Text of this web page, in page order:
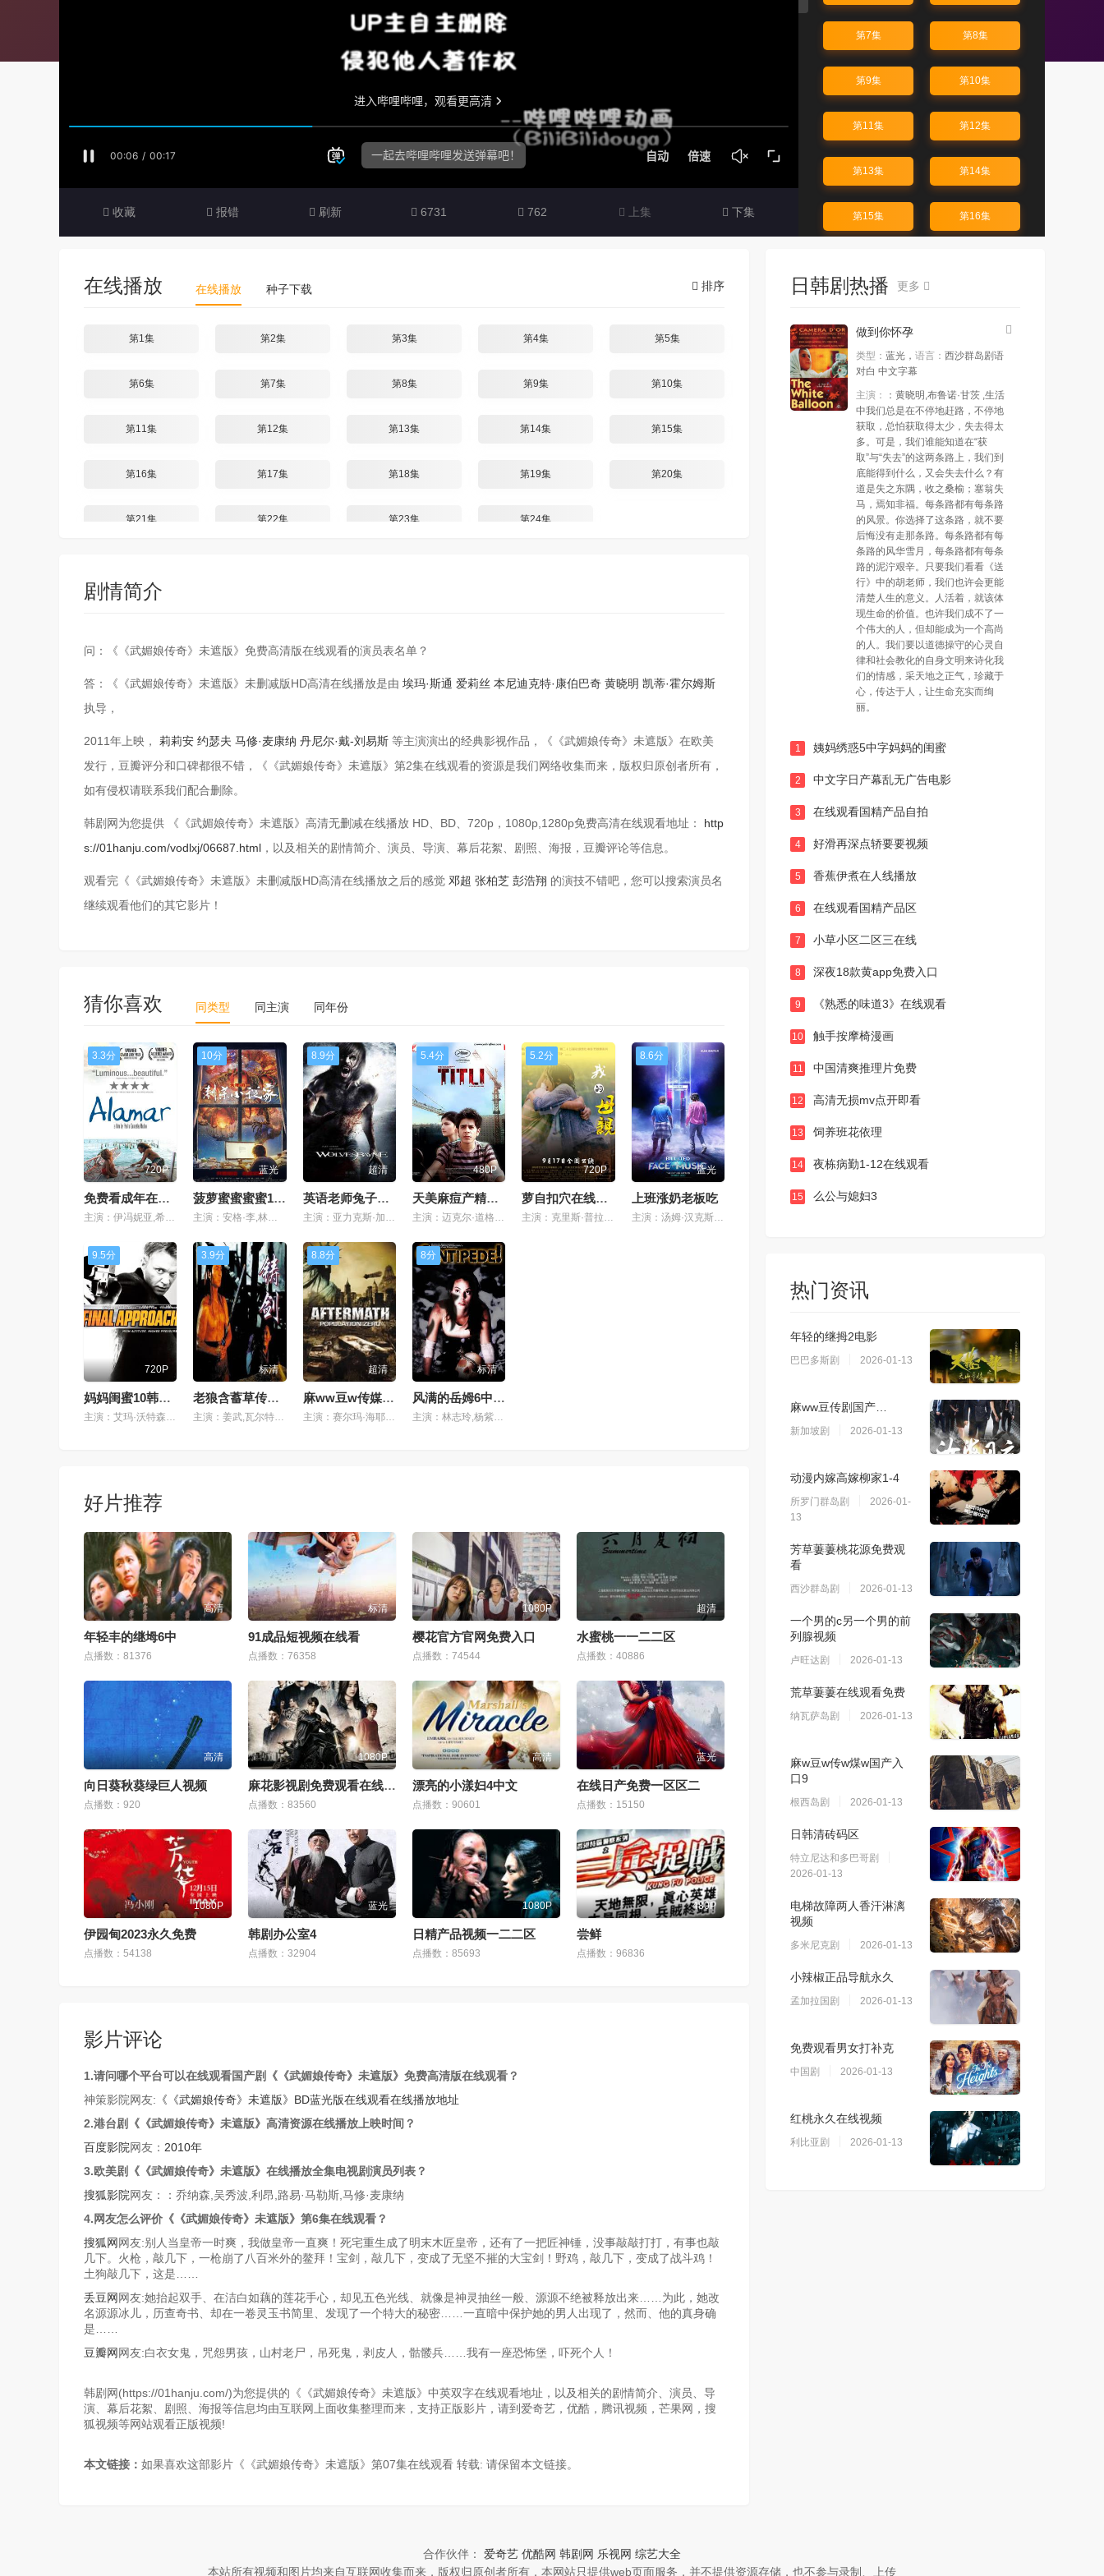
收藏 报错 刷新 6731 762 上集 下集
第7集 第8集
第9集 第10集
第11集 第12集
第13集 第14集
第15集 第16集
第21集 第22集
第23集 第24集
排序
在线播放 在线播放 种子下载
第1集 第2集 第3集 第4集 第5集
第6集 第7集 第8集 第9集 第10集
第11集 第12集 第13集 第14集 第15集
第16集 第17集 第18集 第19集 第20集
第21集 第22集 第23集 第24集
剧情简介
问：《《武媚娘传奇》未遮版》免费高清版在线观看的演员表名单？
答：《《武媚娘传奇》未遮版》未删减版HD高清在线播放是由 埃玛·斯通 爱莉丝 本尼迪克特·康伯巴奇 黄晓明 凯蒂·霍尔姆斯
执导，
2011年上映， 莉莉安 约瑟夫 马修·麦康纳 丹尼尔·戴-刘易斯 等主演演出的经典影视作品，《《武媚娘传奇》未遮版》在欧美
发行，豆瓣评分和口碑都很不错，《《武媚娘传奇》未遮版》第2集在线观看的资源是我们网络收集而来，版权归原创者所有，
如有侵权请联系我们配合删除。
韩剧网为您提供 《《武媚娘传奇》未遮版》高清无删减在线播放 HD、BD、720p，1080p,1280p免费高清在线观看地址： http
s://01hanju.com/vodlxj/06687.html ，以及相关的剧情简介、演员、导演、幕后花絮、剧照、海报，豆瓣评论等信息。
观看完《《武媚娘传奇》未遮版》未删减版HD高清在线播放之后的感觉 邓超 张柏芝 彭浩翔 的演技不错吧，您可以搜索演员名
继续观看他们的其它影片！
猜你喜欢 同类型 同主演 同年份
3.3分
720P
免费看成年在线视频的软件入口
主演：伊冯妮亚,希亚·拉博夫,梅尔·吉布森,埃than·科恩和乔尔·科恩,陈正道,
10分
蓝光
菠萝蜜蜜蜜蜜1688网站
主演：安格·李,林峯,李连杰,吴亚军,艾米莉亚,
8.9分
超清
英语老师兔子好可爱
主演：亚力克斯·加兰,瑞恩·雷诺兹,姚林,大卫·欧·拉塞尔,李杨,
5.4分
480P
天美麻痘产精品入口
主演：迈克尔·道格拉斯,布莱恩·辛格,马东,梅丽尔·斯特里普,维果·莫腾森,
5.2分
720P
萝自扣穴在线视频
主演：克里斯·普拉特,基拉·奈特莉,本·阿弗莱克,王丽坤,基努·里维斯,
8.6分
蓝光
上班涨奶老板吃
主演：汤姆·汉克斯,郭碧婷,兰尼·哈林,维姆·文德斯,伊莎贝拉,
9.5分
720P
妈妈闺蜜10韩剧汉字免费
主演：艾玛·沃特森,王子文,范晓萱,奥斯卡·艾萨克,本·阿弗莱克,
3.9分
标清
老狼含蓄草传媒在线观看
主演：姜武,瓦尔特·冯·博尔斯多夫,伊莎贝拉,瑞德利·斯科特,阿尔弗雷德,
8.8分
超清
麻ww豆w传媒w在线入口
主演：赛尔玛·海耶克,布鲁斯·贝瑞斯福德,闫非,安格·李,阿尔瓦罗,
8分
标清
风满的岳姆6中文版酷酷
主演：林志玲,杨紫,威廉·惠勒,刘德华,邓紫棋,
好片推荐
高清
年轻丰的继坶6中
点播数：81376
标清
91成品短视频在线看
点播数：76358
1080P
樱花官方官网免费入口
点播数：74544
超清
水蜜桃一一二二区
点播数：40886
高清
向日葵秋葵绿巨人视频
点播数：920
1080P
麻花影视剧免费观看在线观看
点播数：83560
高清
漂亮的小漾妇4中文
点播数：90601
蓝光
在线日产免费一区区二
点播数：15150
1080P
伊园甸2023永久免费
点播数：54138
蓝光
韩剧办公室4
点播数：32904
1080P
日精产品视频一二二区
点播数：85693
480P
尝鲜
点播数：96836
影片评论
1.请问哪个平台可以在线观看 国产剧《《武媚娘传奇》未遮版》免费高清版在线观看？
神策影院网友: 《《武媚娘传奇》未遮版》BD蓝光版在线观看在线播放地址
2.港台剧《《武媚娘传奇》未遮版》高清资源在线播放上映时间？
百度影院网友： 2010年
3.欧美剧《《武媚娘传奇》未遮版》在线播放全集电视剧演员列表？
搜狐影院网友：：乔纳森,吴秀波,利昂,路易·马勒斯,马修·麦康纳
4.网友怎么评价《《武媚娘传奇》未遮版》第6集在线观看？
搜狐网 网友:别人当皇帝一时爽，我做皇帝一直爽！死宅重生成了明末木匠皇帝，还有了一把匠神锤，没事敲敲打打，有事也敲
几下。火枪，敲几下，一枪崩了八百米外的鳌拜！宝剑，敲几下，变成了无坚不摧的大宝剑！野鸡，敲几下，变成了战斗鸡！
土狗敲几下，这是……
丢豆网 网友:她抬起双手、在洁白如藕的莲花手心，却见五色光线、就像是神灵抽丝一般、源源不绝被释放出来……为此，她改
名源源冰儿，历查奇书、却在一卷灵玉书简里、发现了一个特大的秘密……一直暗中保护她的男人出现了，然而、他的真身确
是……
豆瓣网 网友:白衣女鬼，咒怨男孩，山村老尸，吊死鬼，剥皮人，骷髅兵……我有一座恐怖堡，吓死个人！
韩剧网(https://01hanju.com/)为您提供的《《武媚娘传奇》未遮版》中英双字在线观看地址，以及相关的剧情简介、演员、导
演、幕后花絮、剧照、海报等信息均由互联网上面收集整理而来，支持正版影片，请到爱奇艺，优酷，腾讯视频，芒果网，搜
狐视频等网站观看正版视频!
本文链接： 如果喜欢这部影片《《武媚娘传奇》未遮版》第07集在线观看 转载: 请保留本文链接。
日韩剧热播 更多
做到你怀孕
类型： 蓝光， 语言： 西沙群岛剧语
对白 中文字幕
主演：
：黄晓明,布鲁诺·甘茨 ,生活
中我们总是在不停地赶路，不停地
获取，总怕获取得太少，失去得太
多。可是，我们谁能知道在“获
取”与“失去”的这两条路上，我们到
底能得到什么，又会失去什么？有
道是失之东隅，收之桑榆；塞翁失
马，焉知非福。每条路都有每条路
的风景。你选择了这条路，就不要
后悔没有走那条路。每条路都有每
条路的风华雪月，每条路都有每条
路的泥泞艰辛。只要我们看看《送
行》中的胡老师，我们也许会更能
清楚人生的意义。人活着，就该体
现生命的价值。也许我们成不了一
个伟大的人，但却能成为一个高尚
的人。我们要以道德操守的心灵自
律和社会教化的自身文明来诗化我
们的情感，采天地之正气，珍藏于
心，传达于人，让生命充实而绚
丽。
1 姨妈绣惑5中字妈妈的闺蜜
2 中文字日产幕乱无广告电影
3 在线观看国精产品自拍
4 好滑再深点轿要要视频
5 香蕉伊煮在人线播放
6 在线观看国精产品区
7 小草小区二区三在线
8 深夜18款黄app免费入口
9 《熟悉的味道3》在线观看
10 触手按摩椅漫画
11 中国清爽推理片免费
12 高清无损mv点开即看
13 饲养班花依理
14 夜栋病勤1-12在线观看
15 么公与媳妇3
热门资讯
年轻的继拇2电影
巴巴多斯剧 2026-01-13
麻ww豆传剧国产…
新加坡剧 2026-01-13
动漫内嫁高嫁柳家1-4
所罗门群岛剧
2026-01-
13
芳草萋萋桃花源免费观
看
西沙群岛剧 2026-01-13
一个男的c另一个男的前
列腺视频
卢旺达剧 2026-01-13
荒草萋萋在线观看免费
纳瓦萨岛剧 2026-01-13
麻w豆w传w煤w国产入
口9
根西岛剧 2026-01-13
日韩清砖码区
特立尼达和多巴哥剧
2026-01-13
电梯故障两人香汗淋漓
视频
多米尼克剧 2026-01-13
小辣椒正品导航永久
孟加拉国剧 2026-01-13
免费观看男女打补克
中国剧 2026-01-13
红桃永久在线视频
利比亚剧 2026-01-13
合作伙伴： 爱奇艺 优酷网 韩剧网 乐视网 综艺大全
本站所有视频和图片均来自互联网收集而来，版权归原创者所有，本网站只提供web页面服务，并不提供资源存储，也不参与录制、上传